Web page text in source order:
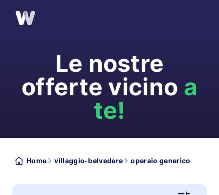
Le nostre
offerte vicino a
te!
Home villaggio-belvedere operaio generico